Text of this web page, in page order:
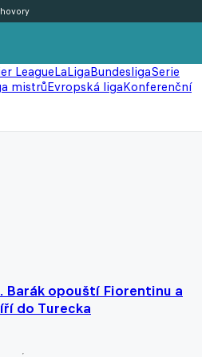
LeagueLaLigaBundesligaSerie
mistrůEvropská ligaKonferenční
Barák opouští Fiorentinu a
do Turecka